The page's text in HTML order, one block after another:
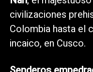
civilizaciones
Colombia hasta el
incaico, en Cusco.